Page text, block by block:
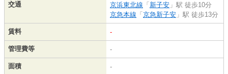
交通
京浜東北線 「 新子安 」駅 徒歩10分
京急本線 「 京急新子安 」駅 徒歩13分
賃料 -
管理費等 -
面積 -